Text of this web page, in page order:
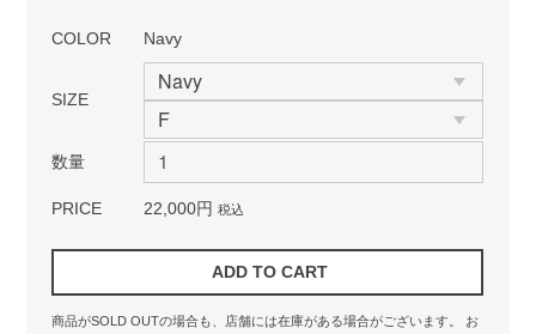
COLOR Navy
SIZE
数量
PRICE 22,000円 税込
商品がSOLD OUTの場合も、店舗には在庫がある場合がございます。
お